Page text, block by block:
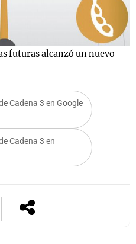
futuras alcanzó un nuevo
Cadena 3 en Google
Cadena 3 en
Notas
Cadena 3